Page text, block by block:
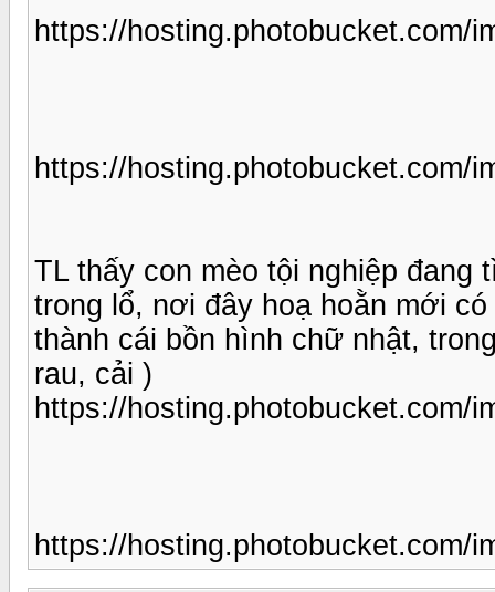
https://hosting.photobucket.com/
https://hosting.photobucket.com/
TL thấy con mèo tội nghiệp
trong lổ, nơi đây hoạ hoằn mới
thành cái bồn hình chữ nhật,
rau, cải )
https://hosting.photobucket.com/
https://hosting.photobucket.com/